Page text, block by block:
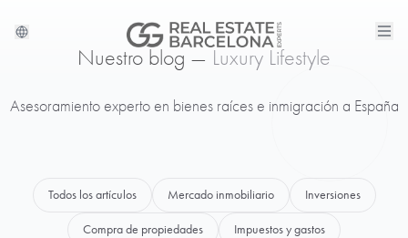
Nuestro blog — Luxury Lifestyle
Asesoramiento experto en bienes raíces e inmigración a España
Todos los artículos Mercado inmobiliario Inversiones
Compra de propiedades Impuestos y gastos